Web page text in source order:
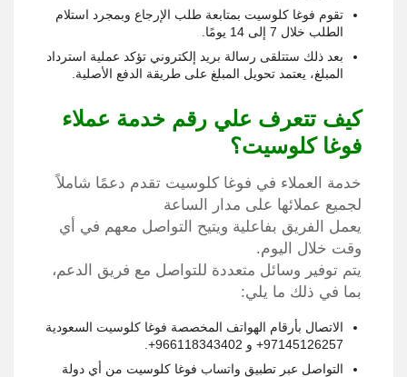
تقوم فوغا كلوسيت بمتابعة طلب الإرجاع وبمجرد استلام
الطلب خلال 7 إلى 14 يومًا.
بعد ذلك ستتلقى رسالة بريد إلكتروني تؤكد عملية استرداد
المبلغ، يعتمد تحويل المبلغ على طريقة الدفع الأصلية.
كيف تتعرف علي رقم خدمة عملاء
فوغا كلوسيت؟
خدمة العملاء في فوغا كلوسيت تقدم دعمًا شاملاً
لجميع عملائها على مدار الساعة
يعمل الفريق بفاعلية ويتيح التواصل معهم في أي
وقت خلال اليوم.
يتم توفير وسائل متعددة للتواصل مع فريق الدعم،
بما في ذلك ما يلي:
الاتصال بأرقام الهواتف المخصصة فوغا كلوسيت السعودية
97145126257+ و 966118343402+.
التواصل عبر تطبيق واتساب فوغا كلوسيت من أي دولة